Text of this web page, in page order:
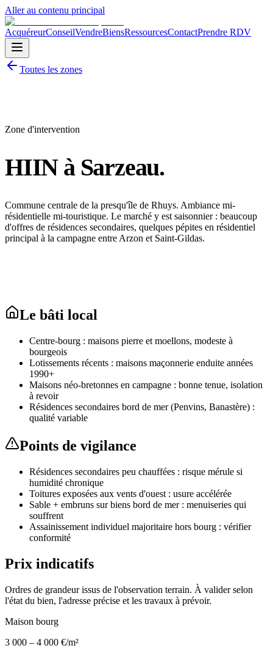
Aller au contenu principal
AcquéreurConseilVendreBiensRessourcesContactPrendre RDV
Toutes les zones
Zone d'intervention
HIIN à Sarzeau.
Commune centrale de la presqu'île de Rhuys. Ambiance mi-
résidentielle mi-touristique. Le marché y est saisonnier : beaucoup
d'offres de résidences secondaires, quelques pépites en résidentiel
principal à la campagne entre Arzon et Saint-Gildas.
Le bâti local
Centre-bourg : maisons pierre et moellons, modeste à
bourgeois
Lotissements récents : maisons maçonnerie enduite années
1990+
Maisons néo-bretonnes en campagne : bonne tenue, isolation
à revoir
Résidences secondaires bord de mer (Penvins, Banastère) :
qualité variable
Points de vigilance
Résidences secondaires peu chauffées : risque mérule si
humidité chronique
Toitures exposées aux vents d'ouest : usure accélérée
Sable + embruns sur biens bord de mer : menuiseries qui
souffrent
Assainissement individuel majoritaire hors bourg : vérifier
conformité
Prix indicatifs
Ordres de grandeur issus de l'observation terrain. À valider selon
l'état du bien, l'adresse précise et les travaux à prévoir.
Maison bourg
3 000 – 4 000 €/m²